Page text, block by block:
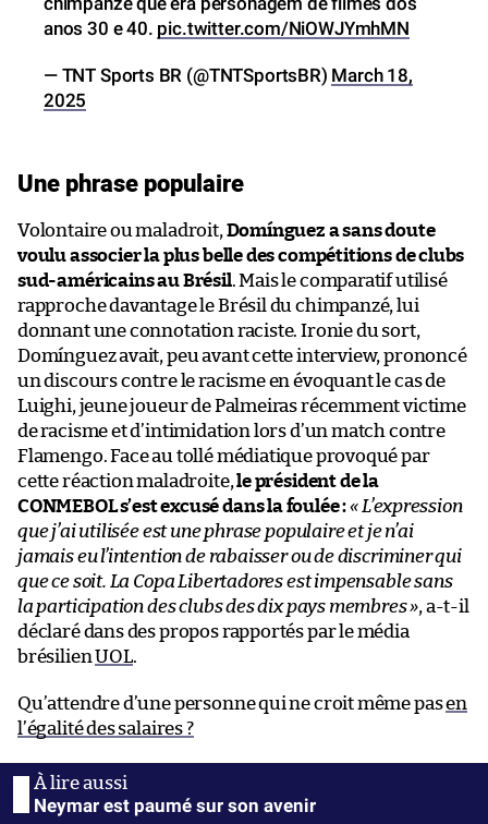
anos 30 e 40. pic.twitter.com/NiOWJYmhMN
— TNT Sports BR (@TNTSportsBR) March 18,
2025
Une phrase populaire
Volontaire ou maladroit, Domínguez a sans doute
voulu associer la plus belle des compétitions de clubs
sud-américains au Brésil. Mais le comparatif utilisé
rapproche davantage le Brésil du chimpanzé, lui
donnant une connotation raciste. Ironie du sort,
Domínguez avait, peu avant cette interview, prononcé
un discours contre le racisme en évoquant le cas de
Luighi, jeune joueur de Palmeiras récemment victime
de racisme et d’intimidation lors d’un match contre
Flamengo. Face au tollé médiatique provoqué par
cette réaction maladroite,le président de la
CONMEBOL s’est excusé dans la foulée :« L’expression
que j’ai utilisée est une phrase populaire et je n’ai
jamais eu l’intention de rabaisser ou de discriminer qui
que ce soit. La Copa Libertadores est impensable sans
la participation des clubs des dix pays membres », a-t-il
déclaré dans des propos rapportés par le média
brésilienUOL.
Qu’attendre d’une personne qui ne croit même pasen
l’égalité des salaires ?
Neymar est paumé sur son avenir